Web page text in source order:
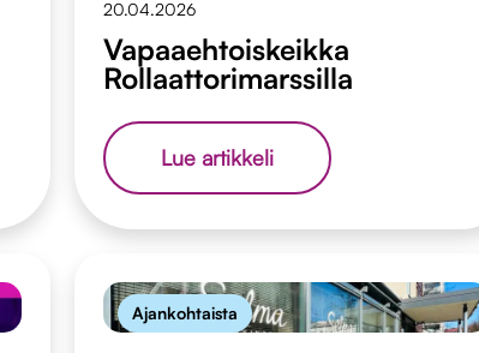
20.04.2026
Vapaaehtoiskeikka
Rollaattorimarssilla
Lue artikkeliVapaaehtoiskeikka
Rollaattorimarssilla
Ajankohtaista